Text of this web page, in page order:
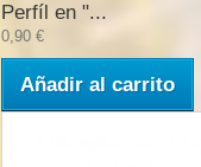
Perfíl en "...
0,90 €
Añadir al carrito